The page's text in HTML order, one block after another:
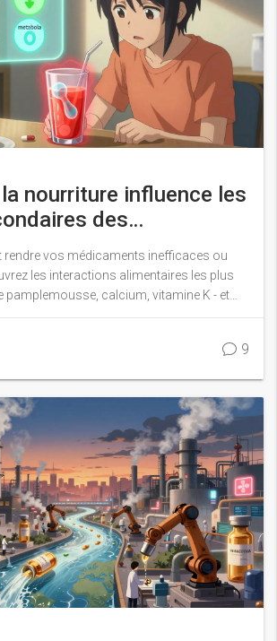
nourriture influence les
des
: principes de base
rendre vos médicaments inefficaces ou
les interactions alimentaires les plus
pamplemousse, calcium, vitamine K - et
pour protéger votre santé.
9